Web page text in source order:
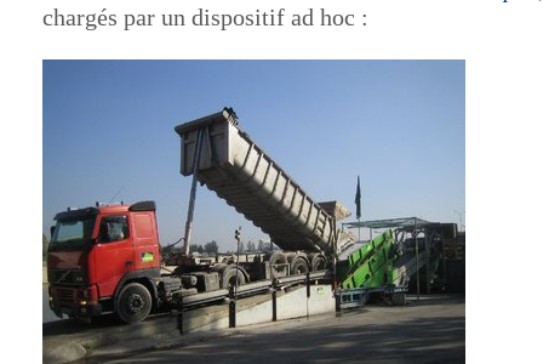
chargés par un dispositif ad hoc :